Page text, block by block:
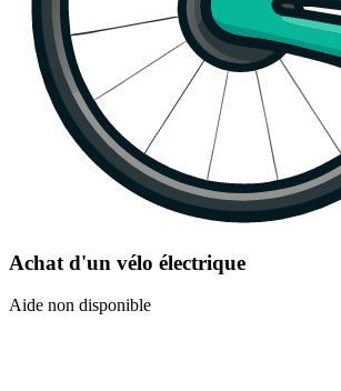
Achat d'un vélo électrique
Aide non disponible